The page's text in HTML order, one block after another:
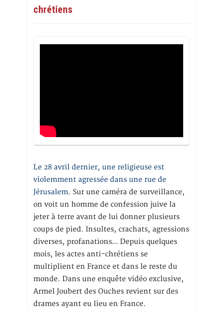
chrétiens
Le 28 avril dernier, une religieuse est
violemment agressée dans une rue de
Jérusalem. Sur une caméra de surveillance,
on voit un homme de confession juive la
jeter à terre avant de lui donner plusieurs
coups de pied. Insultes, crachats, agressions
diverses, profanations… Depuis quelques
mois, les actes anti-chrétiens se
multiplient en France et dans le reste du
monde. Dans une enquête vidéo exclusive,
Armel Joubert des Ouches revient sur des
drames ayant eu lieu en France.